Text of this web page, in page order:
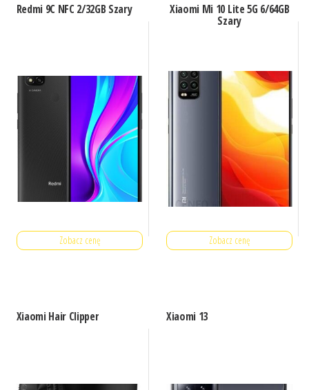
Redmi 9C NFC 2/32GB Szary
Zobacz cenę
Xiaomi Mi 10 Lite 5G 6/64GB
Szary
Zobacz cenę
Xiaomi Hair Clipper Xiaomi 13